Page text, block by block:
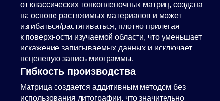
от классических тонкопленочных матриц, создана
на основе растяжимых материалов и может
изгибаться/растягиваться, плотно прилегая
к поверхности изучаемой области, что уменьшает
искажение записываемых данных и исключает
нецелевую запись миограммы.
Гибкость производства
Матрица создается аддитивным методом без
использования литографии, что значительно